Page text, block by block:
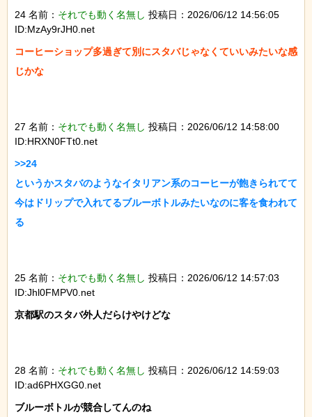
24 名前： それでも動く名無し 投稿日：2026/06/12 14:56:05
ID:MzAy9rJH0.net
コーヒーショップ多過ぎて別にスタバじゃなくていいみたいな感
じかな
27 名前： それでも動く名無し 投稿日：2026/06/12 14:58:00
ID:HRXN0FTt0.net
>>24
というかスタバのようなイタリアン系のコーヒーが飽きられてて
今はドリップで入れてるブルーボトルみたいなのに客を食われて
る
25 名前： それでも動く名無し 投稿日：2026/06/12 14:57:03
ID:Jhl0FMPV0.net
京都駅のスタバ外人だらけやけどな
28 名前： それでも動く名無し 投稿日：2026/06/12 14:59:03
ID:ad6PHXGG0.net
ブルーボトルが競合してんのね